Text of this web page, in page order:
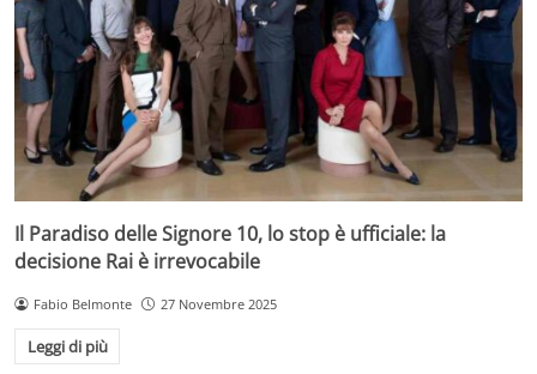
Il Paradiso delle Signore 10, lo stop è ufficiale: la
decisione Rai è irrevocabile
Fabio Belmonte 27 Novembre 2025
Leggi di più